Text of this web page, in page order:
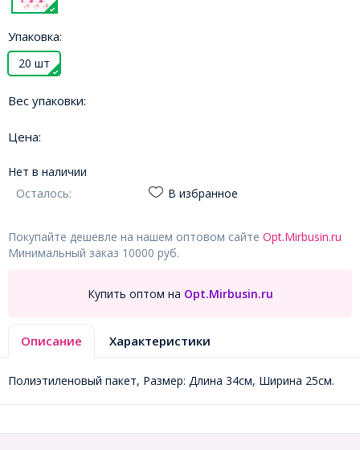
Упаковка:
20 шт
Вес упаковки:
Цена:
Нет в наличии
Осталось:
В избранное
Покупайте дешевле на нашем оптовом сайте Opt.Mirbusin.ru
Минимальный заказ 10000 руб.
Купить оптом на Opt.Mirbusin.ru
Описание Характеристики
Полиэтиленовый пакет, Размер: Длина 34см, Ширина 25см.